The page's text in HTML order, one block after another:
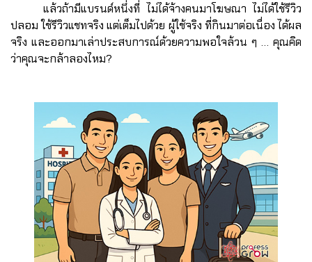
แล้วถ้ามีแบรนด์หนึ่งที่ ไม่ได้จ้างคนมาโฆษณา ไม่ได้ใช้รีวิว
ปลอม ใช้รีวิวแชทจริง แต่เต็มไปด้วย ผู้ใช้จริง ที่กินมาต่อเนื่อง ได้ผล
จริง และออกมาเล่าประสบการณ์ด้วยความพอใจล้วน ๆ … คุณคิด
ว่าคุณจะกล้าลองไหม?